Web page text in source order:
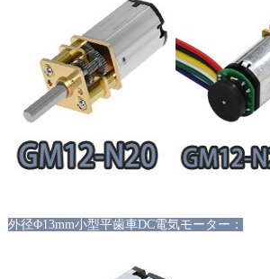
外径Φ13mm小型平歯車DC電気モーター：